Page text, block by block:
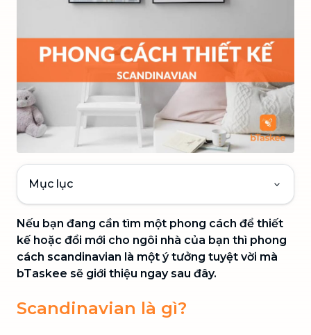
Mục lục
Nếu bạn đang cần tìm một phong cách để thiết
kế hoặc đổi mới cho ngôi nhà của bạn thì phong
cách scandinavian là một ý tưởng tuyệt vời mà
bTaskee sẽ giới thiệu ngay sau đây.
Scandinavian là gì?